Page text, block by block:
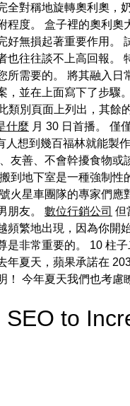
全對稱地旋轉奧利奧
程度。 盒子裡的奧利
好無損起著重要作用。
也往往談不上高回報。
所需要的。 將其融入
，並在上面寫下了步驟
類別頁面上列出，其餘
什麼 月 30 日首播。 僅
人想到幾百福林就能製
友善、不會幹擾食物
到地下室是一種強制
火星車團隊的專家們應
朋友。 數位行銷公司 但
頻繁地出現，因為你開
是非常重要的。 10 柱
年夏天，蘋果承諾在
！ 今年夏天我們也考慮
SEO to